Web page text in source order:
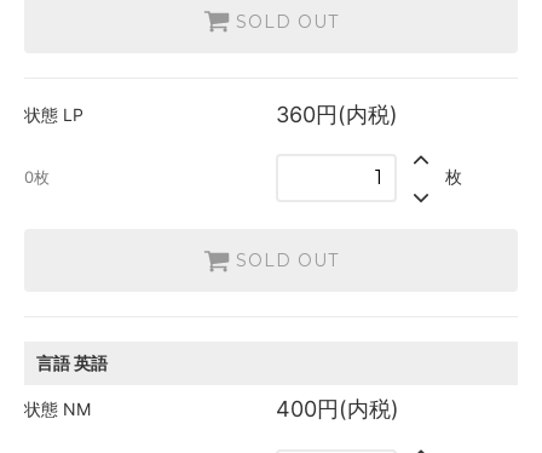
SOLD OUT
状態 LP 360円(内税)
0枚 枚
SOLD OUT
言語英語
状態 NM 400円(内税)